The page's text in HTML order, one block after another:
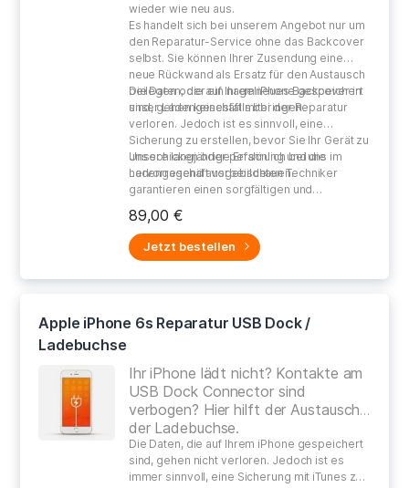
wieder wie neu aus.
Es handelt sich bei unserem Angebot nur um
den Reparatur-Service ohne das Backcover
selbst. Sie können Ihrer Zusendung eine
neue Rückwand als Ersatz für den Austausch
beilegen oder ein nagelneues Backcover in
unser Ladengeschäft mitbringen.
Die Daten, die auf Ihrem iPhone gespeichert
sind, gehen keinesfalls bei der Reparatur
verloren. Jedoch ist es sinnvoll, eine
Sicherung zu erstellen, bevor Sie Ihr Gerät zu
uns schicken oder persönlich bei uns im
Ladengeschäft vorbeischauen.
Unsere langjährige Erfahrung und die
hervorragend ausgebildeten Techniker
garantieren einen sorgfältigen und
Ihres defekten Gerätes.
89,00 €
Jetzt bestellen
Apple iPhone 6s Reparatur USB Dock /
Ladebuchse
Ihr iPhone lädt nicht? Kontakte am
USB Dock Connector sind
verbogen? Hier hilft der Austausch
der Ladebuchse.
Die Daten, die auf Ihrem iPhone gespeichert
sind, gehen nicht verloren. Jedoch ist es
immer sinnvoll, eine Sicherung mit iTunes zu